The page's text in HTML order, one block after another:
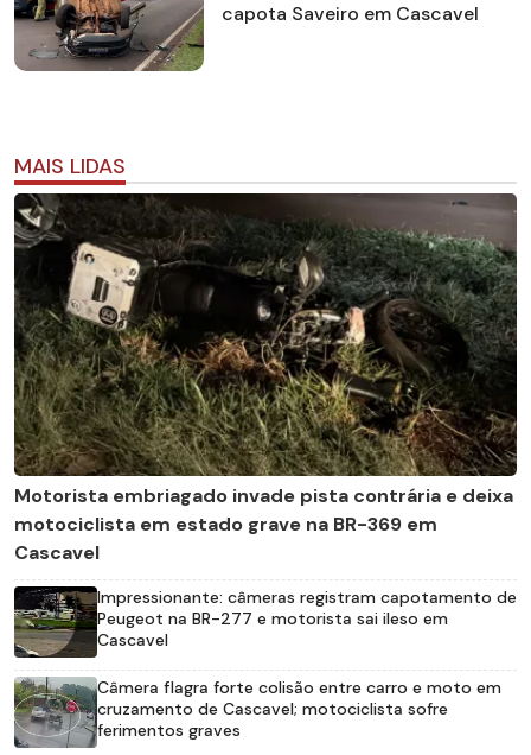
capota Saveiro em Cascavel
MAIS LIDAS
Motorista embriagado invade pista contrária e deixa
motociclista em estado grave na BR-369 em
Cascavel
Impressionante: câmeras registram capotamento de
Peugeot na BR-277 e motorista sai ileso em
Cascavel
Câmera flagra forte colisão entre carro e moto em
cruzamento de Cascavel; motociclista sofre
ferimentos graves